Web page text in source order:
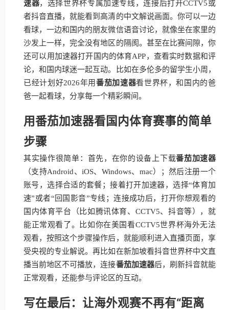
速器，选择世界杯专属加速专线，连接后打开CCTV5或
者抖音直播，就能看到高清的中文解说画面。你可以一边
看球，一边和国内的朋友微信语音讨论，就像坐在家里的
沙发上一样，完全没有地区的隔阂。甚至在比赛间隙，你
还可以用加速器打开国内的体育APP，查看实时数据和评
论，和国内球迷一起互动。比如在多伦多的留学生小周，
已经计划好2026年用番茄加速器看世界杯，和国内的爸
爸一起看球，分享每一个精彩瞬间。
用番茄加速器看国内体育赛事的简单
步骤
其实操作很简单：首先，在你的设备上下载番茄加速器
（支持Android、iOS、Windows、mac）；然后注册一个
账号，选择合适的套餐；接着打开加速器，选择“体育加
速”或者“回国影音”专线；连接成功后，打开你想观看的
国内体育平台（比如腾讯体育、CCTV5、抖音等），就
能正常观看了。比如你在美国看CCTV5世界杯海外无法
观看，按照这个步骤操作后，就能顺利进入直播页面，享
受央视的专业解说。再比如在新加坡看抖音世界杯中文直
播当前地区不可播放，连接番茄加速器后，刷新抖音就能
正常观看，还能参与评论区的互动。
写在最后：让海外观赛不再有“距离